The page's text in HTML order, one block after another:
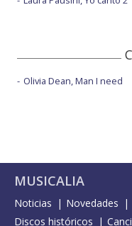
Olivia Dean, Man I need
MUSICALIA
Noticias Novedades
Discos históricos